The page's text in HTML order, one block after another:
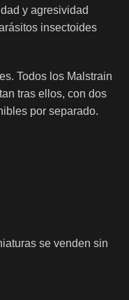
y agresividad
insectoides
Todos los Malstrain
tras ellos, con dos
por separado.
se venden sin